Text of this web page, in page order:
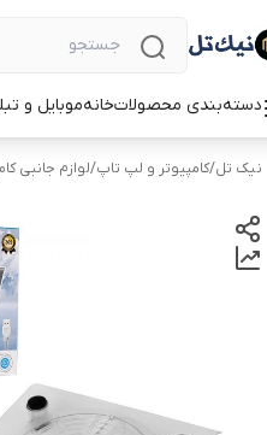
دسته‌بندی محصولاتخانهموبایل و
نیک تل/کامپیوتر و لپ تاپ/لوازم جانبی